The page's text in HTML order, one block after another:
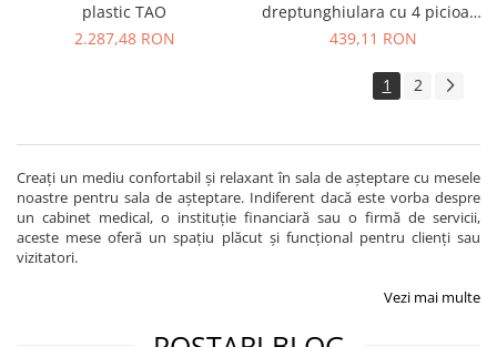
plastic TAO
2.287,48 RON
dreptunghiulara cu 4 picioare
lemn masiv fag EVO_750
439,11 RON
1 2
Creați un mediu confortabil și relaxant în sala de așteptare cu mesele
noastre pentru sala de așteptare. Indiferent dacă este vorba despre
un cabinet medical, o instituție financiară sau o firmă de servicii,
aceste mese oferă un spațiu plăcut și funcțional pentru clienți sau
vizitatori.
Vezi mai multe